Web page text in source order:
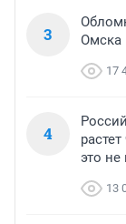
3
Омска
17
4
это не
13